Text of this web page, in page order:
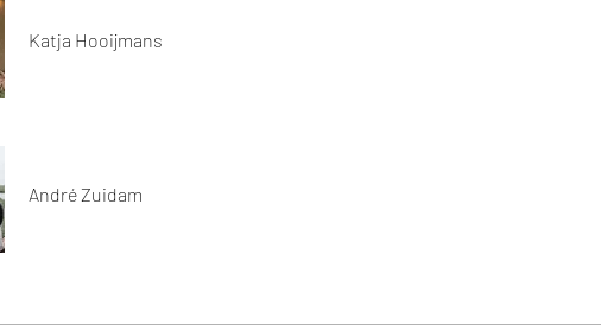
Katja Hooijmans
André Zuidam